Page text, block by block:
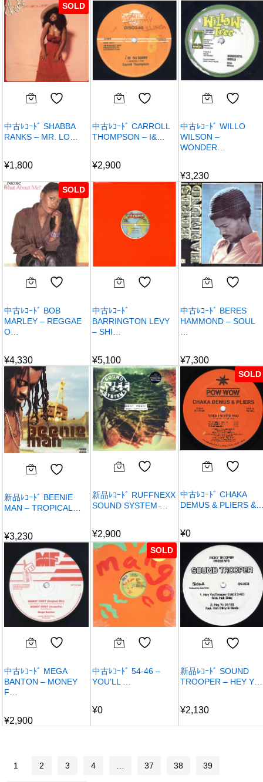
SOLD
中古ﾚｺｰﾄﾞ SHABBA
RANKS – MR. LO…
¥1,800
中古ﾚｺｰﾄﾞ CARROLL
THOMPSON – I&…
¥2,900
中古ﾚｺｰﾄﾞ WILLO
WILSON –
WONDER…
¥3,230
SOLD
中古ﾚｺｰﾄﾞ BOB
MARLEY – REGGAE
O…
¥4,330
中古ﾚｺｰﾄﾞ
BARRINGTON LEVY
– SHI…
¥5,100
中古ﾚｺｰﾄﾞ BERES
HAMMOND – SOUL
¥7,300
新品ﾚｺｰﾄﾞ BEENIE
MAN – TROPICAL…
¥3,230
新品ﾚｺｰﾄﾞ RUFFNEXX
SOUND SYSTEM ̵…
¥2,900
SOLD
中古ﾚｺｰﾄﾞ CHAKA
DEMUS & PLIERS
¥0
中古ﾚｺｰﾄﾞ MEGA
BANTON – MONEY
F…
¥2,900
SOLD
中古ﾚｺｰﾄﾞ 54-46 –
YOU’LL …
¥0
新品ﾚｺｰﾄﾞ SOUND
TROOPER – HEY Y…
¥2,130
1 2 3 4 37 38 39